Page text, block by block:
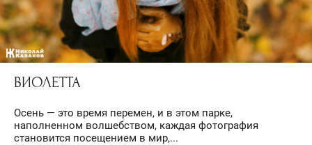
ВИОЛЕТТА
Осень — это время перемен, и в этом парке,
наполненном волшебством, каждая фотография
становится посещением в мир,...